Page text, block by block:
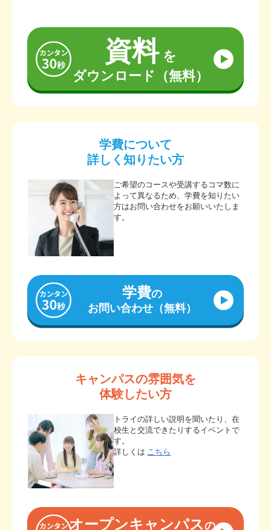
資料を
ダウンロード（無料）
学費について
詳しく知りたい方
ご希望のコースや受講するコマ数に
よって異なるため、学費を知りたい
方はお問い合わせをお願いいたしま
す。
学費の
お問い合わせ（無料）
キャンパスの雰囲気を
体験したい方
トライの詳しい説明を聞いたり、在
校生と交流できたりするイベントで
す。
詳しくは こちら
オープンキャンパスの